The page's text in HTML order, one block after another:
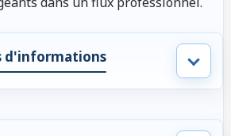
d'informations